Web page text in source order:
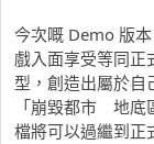
今次嘅 Demo 版
戲入面享受等同正
型，創造出屬於自
「崩毀都市 地底
檔將可以過繼到正